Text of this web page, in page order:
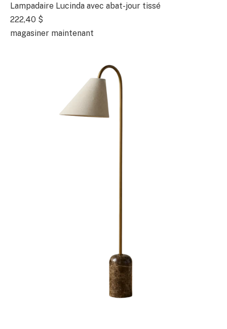
Lampadaire Lucinda avec abat-jour tissé
222,40 $
magasiner maintenant